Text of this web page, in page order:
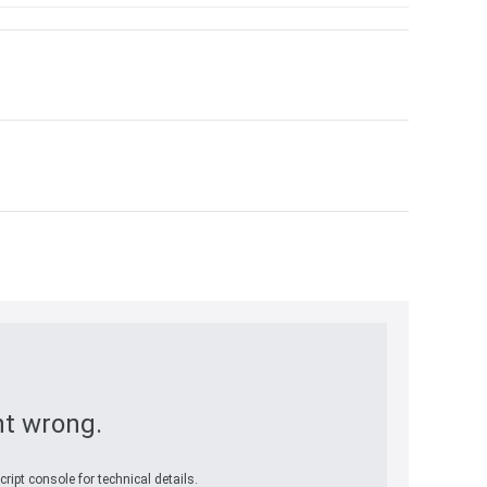
wrong.
console for technical details.